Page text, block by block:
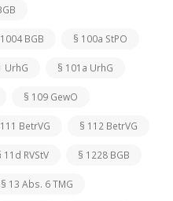
BGB § 100a StPO
UrhG § 101a UrhG
§ 109 GewO
BetrVG § 112 BetrVG
11d RVStV § 1228 BGB
§ 13 Abs. 6 TMG